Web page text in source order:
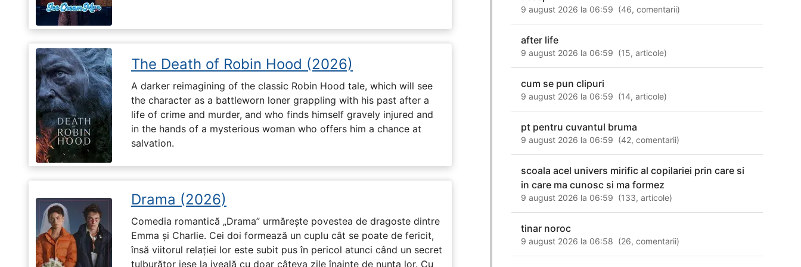
The Death of Robin Hood (2026)
A darker reimagining of the classic Robin Hood tale, which will see
the character as a battleworn loner grappling with his past after a
life of crime and murder, and who finds himself gravely injured and
in the hands of a mysterious woman who offers him a chance at
salvation.
Drama (2026)
Comedia romantică „Drama” urmărește povestea de dragoste dintre
Emma și Charlie. Cei doi formează un cuplu cât se poate de fericit,
însă viitorul relației lor este subit pus în pericol atunci când un secret
tulburător iese la iveală cu doar câteva zile înainte de nunta lor. Cu
9 august 2026 la 06:59 (46,comentarii)
after life
9 august 2026 la 06:59 (15,articole)
cum se pun clipuri
9 august 2026 la 06:59 (14,articole)
pt pentru cuvantul bruma
9 august 2026 la 06:59 (42,comentarii)
scoala acel univers mirific al copilariei prin care si
in care ma cunosc si ma formez
9 august 2026 la 06:59 (133,articole)
tinar noroc
9 august 2026 la 06:58 (26,comentarii)